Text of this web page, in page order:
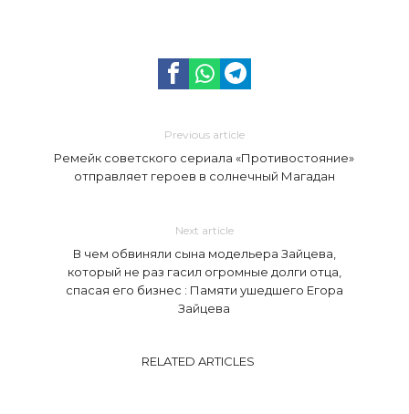
Previous article
Ремейк советского сериала «Противостояние»
отправляет героев в солнечный Магадан
Next article
В чем обвиняли сына модельера Зайцева,
который не раз гасил огромные долги отца,
спасая его бизнес : Памяти ушедшего Егора
Зайцева
RELATED ARTICLES